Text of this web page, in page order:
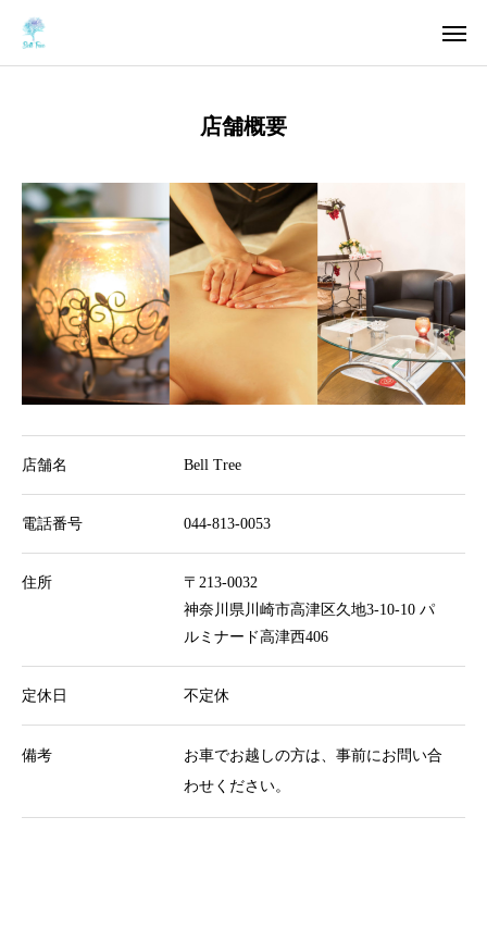
店舗概要
店舗名 Bell Tree
電話番号 044-813-0053
住所
〒213-0032
神奈川県川崎市高津区久地3-10-10 パ
ルミナード高津西406
定休日 不定休
備考
お車でお越しの方は、事前にお問い合
わせください。
HOME
想い
Menu
よくあるご質問
店舗概要
お知らせ